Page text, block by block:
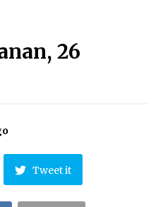
Anak-anak di Wisma Suara
anak Suara Yatim Menyambut
26
Tweet it